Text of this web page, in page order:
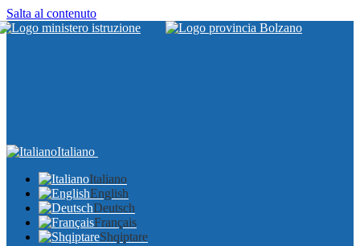
Salta al contenuto
Italiano
Italiano
English
Deutsch
Français
Shqiptare